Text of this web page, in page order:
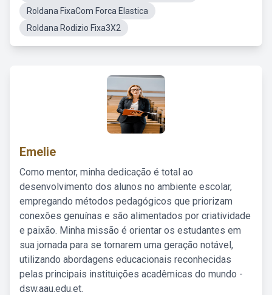
Roldana FixaCom Forca Elastica
Roldana Rodizio Fixa3X2
Emelie
Como mentor, minha dedicação é total ao
desenvolvimento dos alunos no ambiente escolar,
empregando métodos pedagógicos que priorizam
conexões genuínas e são alimentados por criatividade
e paixão. Minha missão é orientar os estudantes em
sua jornada para se tornarem uma geração notável,
utilizando abordagens educacionais reconhecidas
pelas principais instituições acadêmicas do mundo -
dsw.aau.edu.et.